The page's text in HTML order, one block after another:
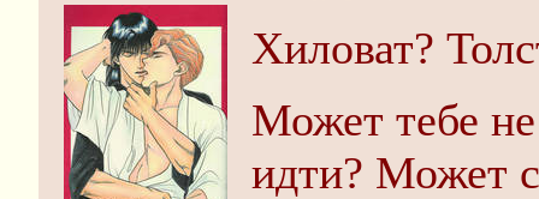
Хиловат?
Может тебе
идти? Может